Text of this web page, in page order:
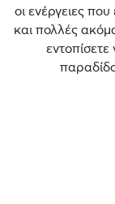
οι ενέργειες
και πολλές